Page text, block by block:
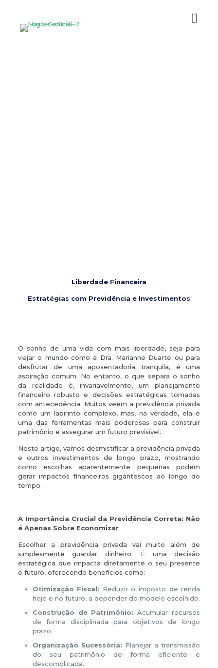
Liberdade Financeira
Estratégias com Previdência e Investimentos
O sonho de uma vida com mais liberdade, seja para
viajar o mundo como a Dra. Marianne Duarte ou para
desfrutar de uma aposentadoria tranquila, é uma
aspiração comum. No entanto, o que separa o sonho
da realidade é, invariavelmente, um planejamento
financeiro robusto e decisões estratégicas tomadas
com antecedência. Muitos veem a previdência privada
como um labirinto complexo, mas, na verdade, ela é
uma das ferramentas mais poderosas para construir
patrimônio e assegurar um futuro previsível.
Neste artigo, vamos desmistificar a previdência privada
e outros investimentos de longo prazo, mostrando
como escolhas aparentemente pequenas podem
gerar impactos financeiros gigantescos ao longo do
tempo.
A Importância Crucial da Previdência Correta: Não
é Apenas Sobre Economizar
Escolher a previdência privada vai muito além de
simplesmente guardar dinheiro. É uma decisão
estratégica que impacta diretamente o seu presente
e futuro, oferecendo benefícios como:
Otimização Fiscal: Reduzir o imposto de renda
hoje e no futuro, a depender do modelo escolhido.
Construção de Patrimônio: Acumular recursos
de forma disciplinada para objetivos de longo
prazo.
Organização Sucessória: Planejar a transmissão
do seu patrimônio de forma eficiente e
descomplicada.